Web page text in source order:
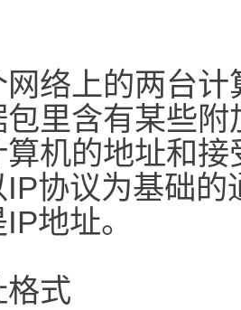
络上的两台
里含有某些
机的地址和
IP协议为基础
地址。
格式